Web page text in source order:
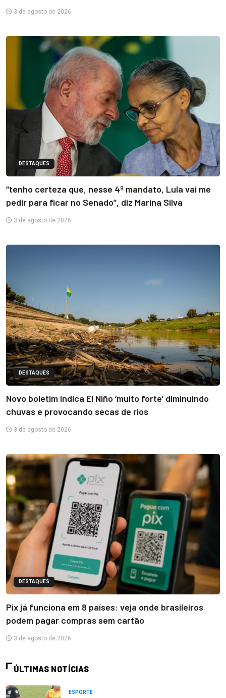
3 de agosto de 2026
DESTAQUES
“tenho certeza que, nesse 4º mandato, Lula vai me
pedir para ficar no Senado”, diz Marina Silva
3 de agosto de 2026
DESTAQUES
Novo boletim indica El Niño ‘muito forte’ diminuindo
chuvas e provocando secas de rios
3 de agosto de 2026
DESTAQUES
Pix já funciona em 8 países: veja onde brasileiros
podem pagar compras sem cartão
3 de agosto de 2026
ÚLTIMAS NOTÍCIAS
ESPORTE